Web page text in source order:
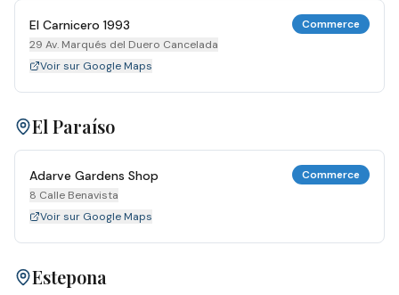
El Carnicero 1993
29 Av. Marqués del Duero Cancelada
Commerce
Voir sur Google Maps
El Paraíso
Adarve Gardens Shop
8 Calle Benavista
Commerce
Voir sur Google Maps
Estepona